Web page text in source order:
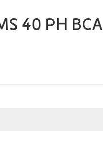
40 PH BCA